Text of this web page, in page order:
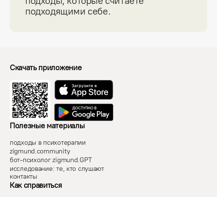
подходящими себе.
Скачать приложение
Полезные материалы
подходы в психотерапии
zigmund.community
бот-психолог zigmund.GPT
исследование: те, кто слушают
контакты
Как справиться